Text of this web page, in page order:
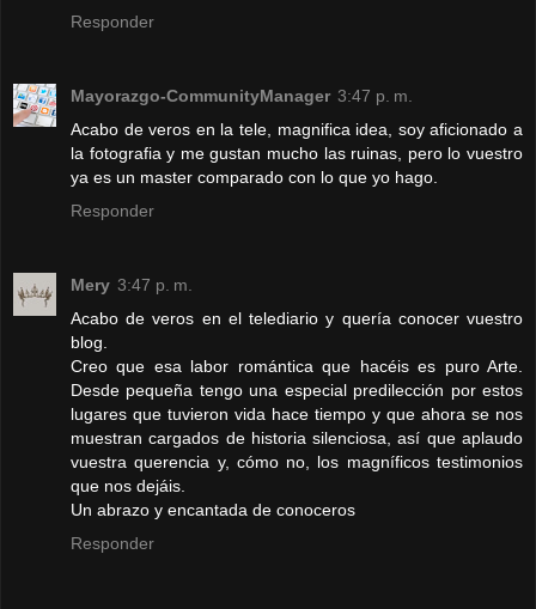
Responder
Mayorazgo-CommunityManager 3:47 p. m.
Acabo de veros en la tele, magnifica idea, soy aficionado a
la fotografia y me gustan mucho las ruinas, pero lo vuestro
ya es un master comparado con lo que yo hago.
Responder
Mery 3:47 p. m.
Acabo de veros en el telediario y quería conocer vuestro
blog.
Creo que esa labor romántica que hacéis es puro Arte.
Desde pequeña tengo una especial predilección por estos
lugares que tuvieron vida hace tiempo y que ahora se nos
muestran cargados de historia silenciosa, así que aplaudo
vuestra querencia y, cómo no, los magníficos testimonios
que nos dejáis.
Un abrazo y encantada de conoceros
Responder